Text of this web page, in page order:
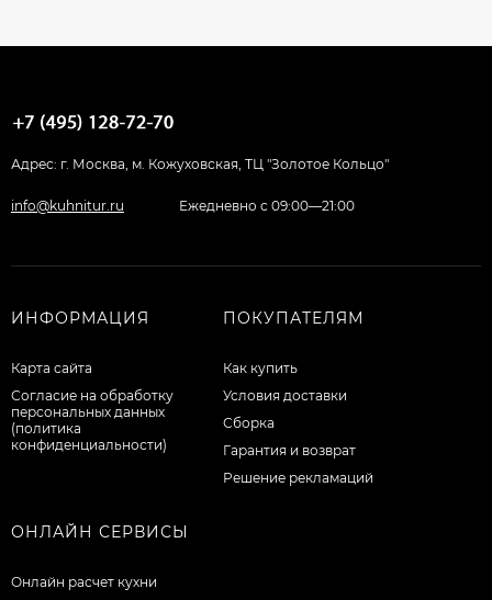
Адрес: г. Москва, м. Кожуховская, ТЦ "Золотое Кольцо"
info@kuhnitur.ru Ежедневно с 09:00—21:00
ИНФОРМАЦИЯ
Карта сайта
Согласие на обработку
персональных данных
(политика
конфиденциальности)
ПОКУПАТЕЛЯМ
Как купить
Условия доставки
Сборка
Гарантия и возврат
Решение рекламаций
ОНЛАЙН СЕРВИСЫ
Онлайн расчет кухни